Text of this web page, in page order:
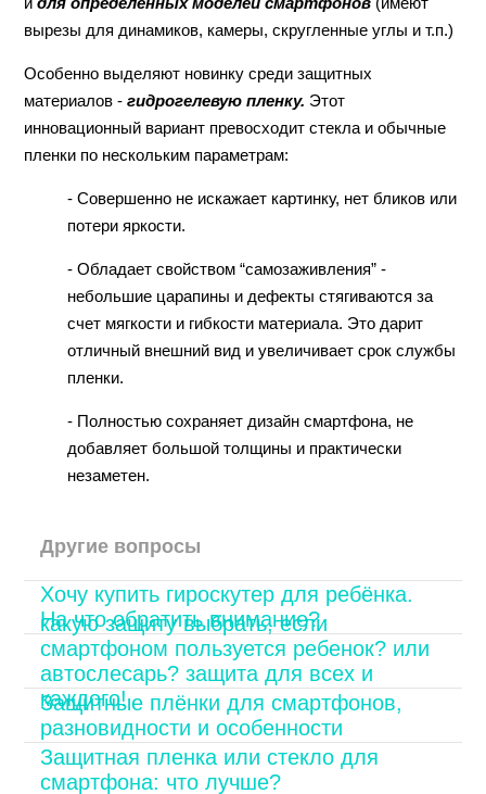
вырезы для динамиков, камеры, скругленные углы и т.п.)
Особенно выделяют новинку среди защитных
материалов -гидрогелевую пленку. Этот
инновационный вариант превосходит стекла и обычные
пленки по нескольким параметрам:
- Совершенно не искажает картинку, нет бликов или
потери яркости.
- Обладает свойством “самозаживления” -
небольшие царапины и дефекты стягиваются за
счет мягкости и гибкости материала. Это дарит
отличный внешний вид и увеличивает срок службы
пленки.
- Полностью сохраняет дизайн смартфона, не
добавляет большой толщины и практически
незаметен.
Другие вопросы
Хочу купить гироскутер для ребёнка.
На что обратить внимание?
какую защиту выбрать, если
смартфоном пользуется ребенок? или
автослесарь? защита для всех и
каждого!
Защитные плёнки для смартфонов,
разновидности и особенности
Защитная пленка или стекло для
смартфона: что лучше?